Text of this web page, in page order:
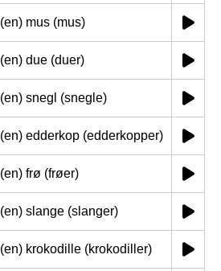
(en) mus (mus)
(en) due (duer)
(en) snegl (snegle)
(en) edderkop (edderkopper)
(en) frø (frøer)
(en) slange (slanger)
(en) krokodille (krokodiller)